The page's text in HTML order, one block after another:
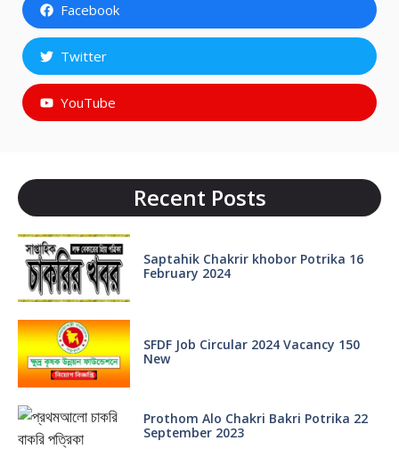
Facebook
Twitter
YouTube
Recent Posts
Saptahik Chakrir khobor Potrika 16
February 2024
SFDF Job Circular 2024 Vacancy 150
New
Prothom Alo Chakri Bakri Potrika 22
September 2023